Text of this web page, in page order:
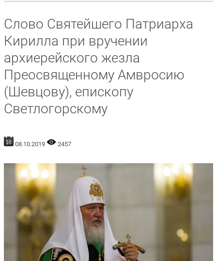
Слово Святейшего Патриарха
Кирилла при вручении
архиерейского жезла
Преосвященному Амвросию
(Шевцову), епископу
Светлогорскому
08.10.2019 2457